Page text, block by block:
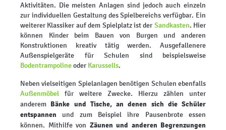
Aktivitäten. Die meisten Anlagen sind jedoch auch einzeln
zur individuellen Gestaltung des Spielbereichs verfügbar. Ein
weiterer Klassiker auf dem Spielplatz ist der Sandkasten. Hier
können Kinder beim Bauen von Burgen und anderen
Konstruktionen kreativ tätig werden. Ausgefallenere
Außenspielgeräte für Schulen sind beispielsweise
Bodentrampolineoder Karussells.
Neben vielseitigen Spielanlagen benötigen Schulen ebenfalls
Außenmöbel für weitere Zwecke. Hierzu zählen unter
anderem Bänke und Tische, an denen sich die Schüler
entspannen und zum Beispiel ihre Pausenbrote essen
können. Mithilfe von Zäunen und anderen Begrenzungen